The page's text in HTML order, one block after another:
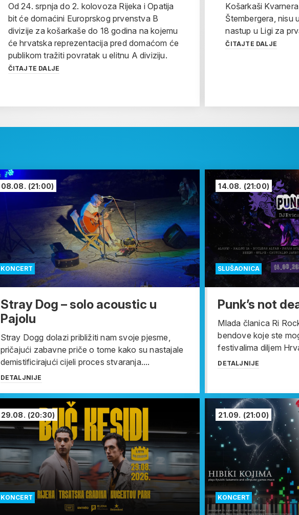
Od 24. srpnja do 2. kolovoza Rijeka i Opatija
bit će domaćini Europrskog prvenstva B
divizije za košarkaše do 18 godina na kojemu
će hrvatska reprezentacija pred domaćom će
publikom tražiti povratak u elitnu A diviziju.
ČITAJTE DALJE
Košarkaši
Štembergera, nisu
nastup u Ligi za
ČITAJTE DALJE
KONCERT
08.08. (21:00)
Stray Dog – solo acoustic u
Pajolu
Stray Dogg dolazi približiti nam svoje pjesme,
pričajući zabavne priče o tome kako su nastajale
demistificirajući cijeli proces stvaranja....
DETALJNIJE
SLUŠAONICA
14.08. (21:00)
Punk’s not
Mlada članica Ri
bendove koje ste
festivalima diljem
DETALJNIJE
KONCERT
29.08. (20:30)
KONCERT
21.09. (21:00)